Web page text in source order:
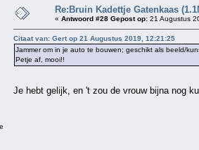
Re:Bruin Kadettje Gatenkaas
« Antwoord #28 Gepost op: 21 Augustus
Citaat van: Gert op 21 Augustus 2019, 12:21:25
Jammer om in je auto te bouwen; geschikt als beeld/
Petje af, mooi!!
Je hebt gelijk, en 't zou de vrouw bijna nog